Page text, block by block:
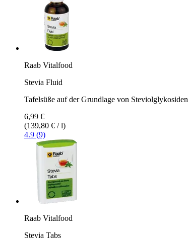
Raab Vitalfood
Stevia Fluid
Tafelsüße auf der Grundlage von Steviolglykosiden
6,99 €
(139,80 € / l)
4.9 (9)
Raab Vitalfood
Stevia Tabs